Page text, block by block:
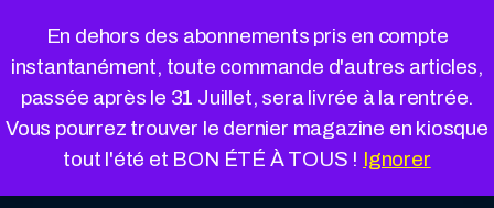
En dehors des abonnements pris en compte
instantanément, toute commande d'autres articles,
passée après le 31 Juillet, sera livrée à la rentrée.
Vous pourrez trouver le dernier magazine en kiosque
tout l'été et BON ÉTÉ À TOUS ! Ignorer
« Retour à la boutique Panier